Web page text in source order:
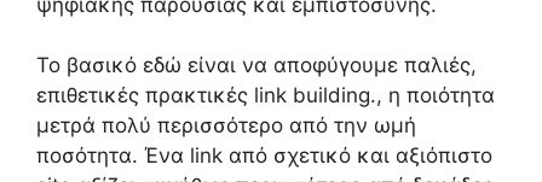
Το βασικό εδώ είναι να αποφύγουμε παλιές,
επιθετικές πρακτικές link building., η ποιότητα
μετρά πολύ περισσότερο από την ωμή
ποσότητα. Ένα link από σχετικό και αξιόπιστο